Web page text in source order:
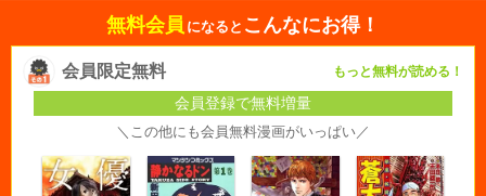
無料会員 になると こんなにお得！
会員限定無料 もっと無料が読める！
会員登録で無料増量
＼この他にも会員無料漫画がいっぱい／